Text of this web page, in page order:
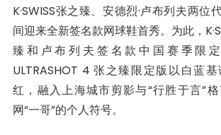
K·SWISS张之臻、安德烈·卢布列夫两位
间迎来全新签名款网球鞋首秀。为此，
臻和卢布列夫签名款中国赛季限定
ULTRASHOT 4 张之臻限定版以白蓝
红，融入上海城市剪影与“行胜于言”
网“一哥”的个人符号。